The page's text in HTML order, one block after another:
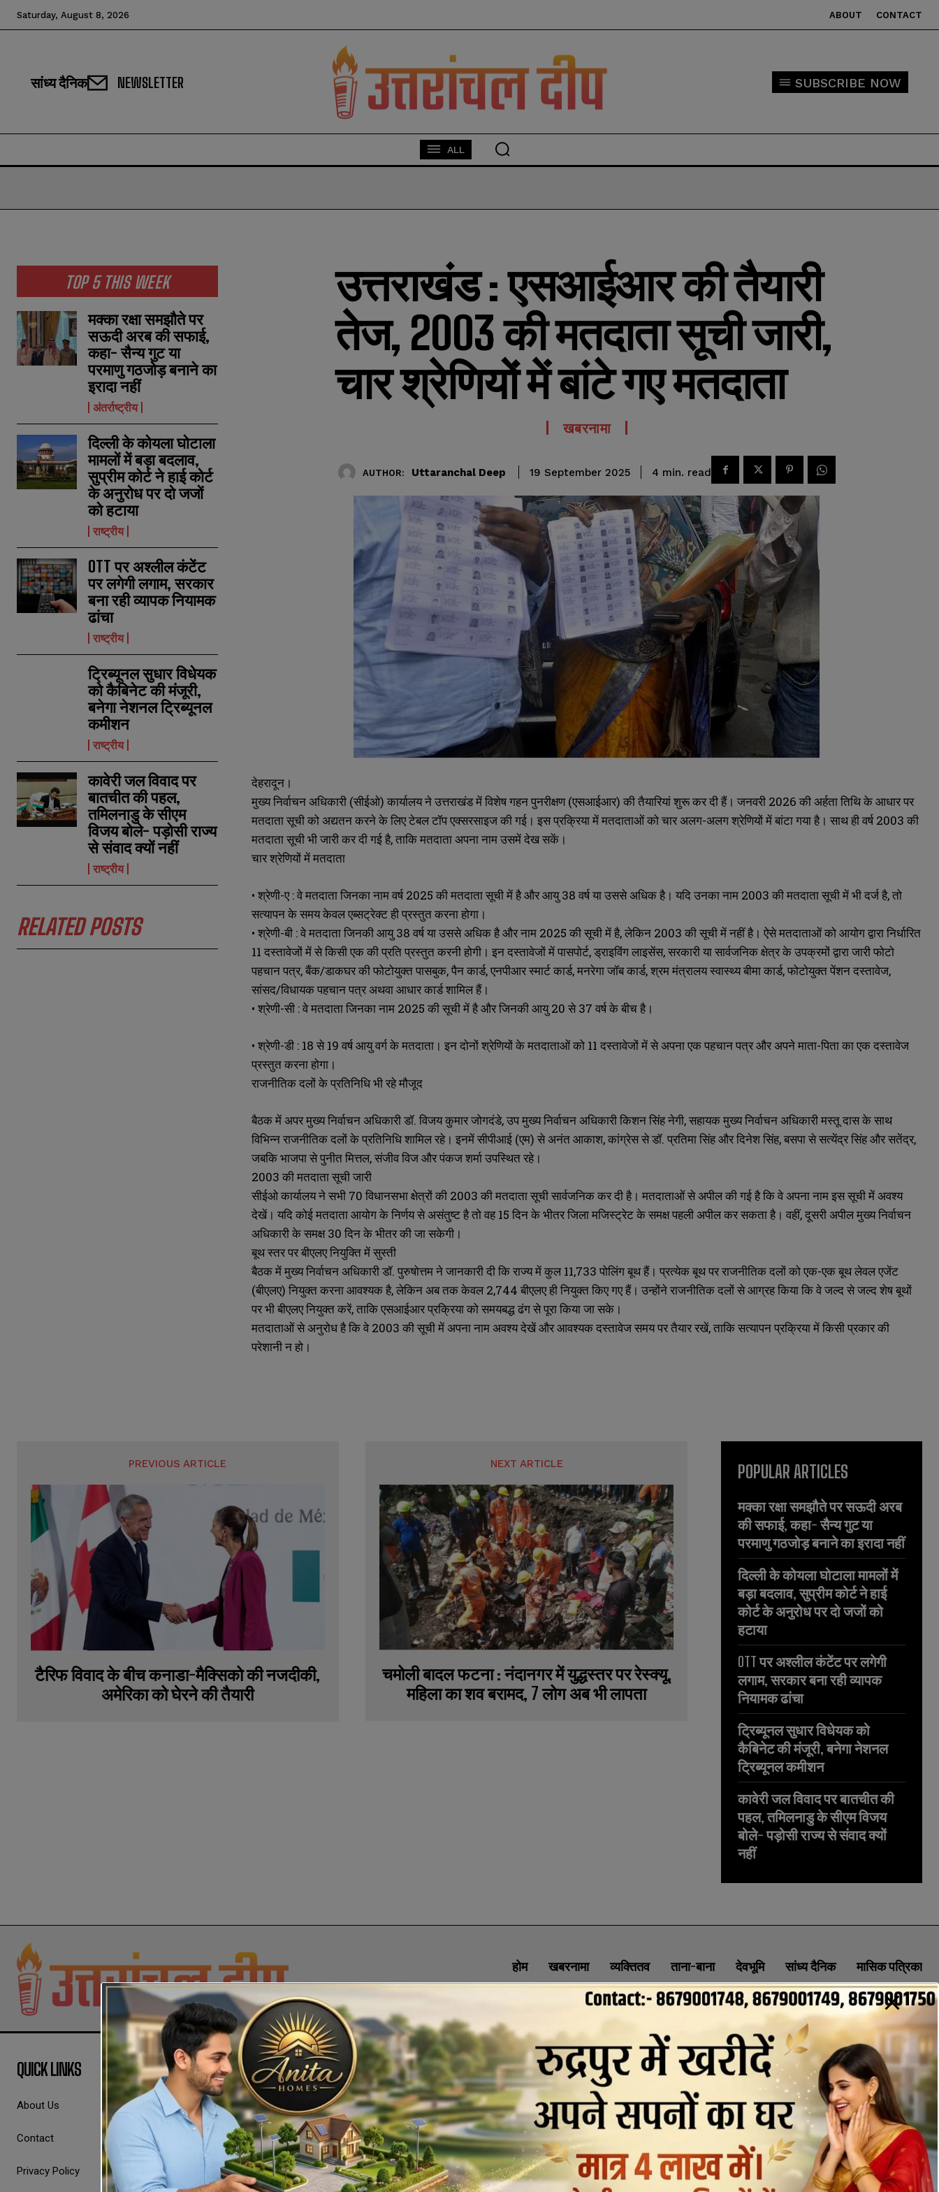
N
a
m
a
i
*
N
u
m
b
e
r
s
SUBMIT
N
a
m
a
i
*
N
u
m
b
e
r
s
SUBMIT
Saturday, August 8, 2026 ABOUT CONTACT
सांध्य दैनिक NEWSLETTER SUBSCRIBE NOW
ALL
TOP 5 THIS WEEK
मक्का रक्षा समझौते पर
सऊदी अरब की सफाई,
कहा- सैन्य गुट या
परमाणु गठजोड़ बनाने का
इरादा नहीं
अंतर्राष्ट्रीय
दिल्ली के कोयला घोटाला
मामलों में बड़ा बदलाव,
सुप्रीम कोर्ट ने हाई कोर्ट
के अनुरोध पर दो जजों
को हटाया
राष्ट्रीय
OTT पर अश्लील कंटेंट
पर लगेगी लगाम, सरकार
बना रही व्यापक नियामक
ढांचा
राष्ट्रीय
ट्रिब्यूनल सुधार विधेयक
को कैबिनेट की मंजूरी,
बनेगा नेशनल ट्रिब्यूनल
कमीशन
राष्ट्रीय
कावेरी जल विवाद पर
बातचीत की पहल,
तमिलनाडु के सीएम
विजय बोले- पड़ोसी राज्य
से संवाद क्यों नहीं
राष्ट्रीय
RELATED POSTS
उत्तराखंड : एसआईआर की तैयारी
तेज, 2003 की मतदाता सूची जारी,
चार श्रेणियों में बांटे गए मतदाता
खबरनामा
AUTHOR: Uttaranchal Deep 19 September 2025 4 min. read
देहरादून।
मुख्य निर्वाचन अधिकारी (सीईओ) कार्यालय ने उत्तराखंड में विशेष गहन पुनरीक्षण (एसआईआर) की तैयारियां शुरू कर दी हैं। जनवरी 2026 की अर्हता तिथि के आधार पर
मतदाता सूची को अद्यतन करने के लिए टेबल टॉप एक्सरसाइज की गई। इस प्रक्रिया में मतदाताओं को चार अलग-अलग श्रेणियों में बांटा गया है। साथ ही वर्ष 2003 की
मतदाता सूची भी जारी कर दी गई है, ताकि मतदाता अपना नाम उसमें देख सकें।
चार श्रेणियों में मतदाता
• श्रेणी-ए : वे मतदाता जिनका नाम वर्ष 2025 की मतदाता सूची में है और आयु 38 वर्ष या उससे अधिक है। यदि उनका नाम 2003 की मतदाता सूची में भी दर्ज है, तो
सत्यापन के समय केवल एब्सट्रेक्ट ही प्रस्तुत करना होगा।
• श्रेणी-बी : वे मतदाता जिनकी आयु 38 वर्ष या उससे अधिक है और नाम 2025 की सूची में है, लेकिन 2003 की सूची में नहीं है। ऐसे मतदाताओं को आयोग द्वारा निर्धारित
11 दस्तावेजों में से किसी एक की प्रति प्रस्तुत करनी होगी। इन दस्तावेजों में पासपोर्ट, ड्राइविंग लाइसेंस, सरकारी या सार्वजनिक क्षेत्र के उपक्रमों द्वारा जारी फोटो
पहचान पत्र, बैंक/डाकघर की फोटोयुक्त पासबुक, पैन कार्ड, एनपीआर स्मार्ट कार्ड, मनरेगा जॉब कार्ड, श्रम मंत्रालय स्वास्थ्य बीमा कार्ड, फोटोयुक्त पेंशन दस्तावेज,
सांसद/विधायक पहचान पत्र अथवा आधार कार्ड शामिल हैं।
• श्रेणी-सी : वे मतदाता जिनका नाम 2025 की सूची में है और जिनकी आयु 20 से 37 वर्ष के बीच है।
• श्रेणी-डी : 18 से 19 वर्ष आयु वर्ग के मतदाता। इन दोनों श्रेणियों के मतदाताओं को 11 दस्तावेजों में से अपना एक पहचान पत्र और अपने माता-पिता का एक दस्तावेज
प्रस्तुत करना होगा।
राजनीतिक दलों के प्रतिनिधि भी रहे मौजूद
बैठक में अपर मुख्य निर्वाचन अधिकारी डॉ. विजय कुमार जोगदंडे, उप मुख्य निर्वाचन अधिकारी किशन सिंह नेगी, सहायक मुख्य निर्वाचन अधिकारी मस्तू दास के साथ
विभिन्न राजनीतिक दलों के प्रतिनिधि शामिल रहे। इनमें सीपीआई (एम) से अनंत आकाश, कांग्रेस से डॉ. प्रतिमा सिंह और दिनेश सिंह, बसपा से सत्येंद्र सिंह और सतेंद्र,
जबकि भाजपा से पुनीत मित्तल, संजीव विज और पंकज शर्मा उपस्थित रहे।
2003 की मतदाता सूची जारी
सीईओ कार्यालय ने सभी 70 विधानसभा क्षेत्रों की 2003 की मतदाता सूची सार्वजनिक कर दी है। मतदाताओं से अपील की गई है कि वे अपना नाम इस सूची में अवश्य
देखें। यदि कोई मतदाता आयोग के निर्णय से असंतुष्ट है तो वह 15 दिन के भीतर जिला मजिस्ट्रेट के समक्ष पहली अपील कर सकता है। वहीं, दूसरी अपील मुख्य निर्वाचन
अधिकारी के समक्ष 30 दिन के भीतर की जा सकेगी।
बूथ स्तर पर बीएलए नियुक्ति में सुस्ती
बैठक में मुख्य निर्वाचन अधिकारी डॉ. पुरुषोत्तम ने जानकारी दी कि राज्य में कुल 11,733 पोलिंग बूथ हैं। प्रत्येक बूथ पर राजनीतिक दलों को एक-एक बूथ लेवल एजेंट
(बीएलए) नियुक्त करना आवश्यक है, लेकिन अब तक केवल 2,744 बीएलए ही नियुक्त किए गए हैं। उन्होंने राजनीतिक दलों से आग्रह किया कि वे जल्द से जल्द शेष बूथों
पर भी बीएलए नियुक्त करें, ताकि एसआईआर प्रक्रिया को समयबद्ध ढंग से पूरा किया जा सके।
मतदाताओं से अनुरोध है कि वे 2003 की सूची में अपना नाम अवश्य देखें और आवश्यक दस्तावेज समय पर तैयार रखें, ताकि सत्यापन प्रक्रिया में किसी प्रकार की
परेशानी न हो।
PREVIOUS ARTICLE
टैरिफ विवाद के बीच कनाडा-मैक्सिको की नजदीकी,
अमेरिका को घेरने की तैयारी
NEXT ARTICLE
चमोली बादल फटना : नंदानगर में युद्धस्तर पर रेस्क्यू,
महिला का शव बरामद, 7 लोग अब भी लापता
POPULAR ARTICLES
मक्का रक्षा समझौते पर सऊदी अरब
की सफाई, कहा- सैन्य गुट या
परमाणु गठजोड़ बनाने का इरादा नहीं
दिल्ली के कोयला घोटाला मामलों में
बड़ा बदलाव, सुप्रीम कोर्ट ने हाई
कोर्ट के अनुरोध पर दो जजों को
हटाया
OTT पर अश्लील कंटेंट पर लगेगी
लगाम, सरकार बना रही व्यापक
नियामक ढांचा
ट्रिब्यूनल सुधार विधेयक को
कैबिनेट की मंजूरी, बनेगा नेशनल
ट्रिब्यूनल कमीशन
कावेरी जल विवाद पर बातचीत की
पहल, तमिलनाडु के सीएम विजय
बोले- पड़ोसी राज्य से संवाद क्यों
नहीं
होम खबरनामा व्यक्तितव ताना-बाना देवभूमि सांध्य दैनिक मासिक पत्रिका
ABOUT CONTACT PRIVACY POLICY NEWSLETTER
QUICK LINKS
About Us
Contact
Privacy Policy
SOCIAL MEDIA CONTACT INFORMATION
uttaranchaldeep.news@gmail.com